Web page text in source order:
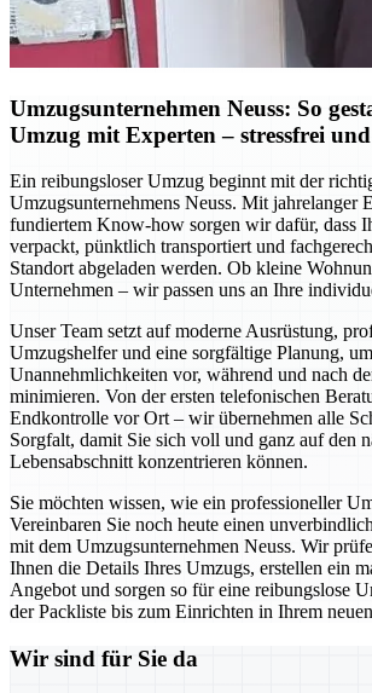
Umzugsunternehmen Neuss: So
Umzug mit Experten – stressfrei
Ein reibungsloser Umzug beginnt mit der
Umzugsunternehmens Neuss. Mit jahrelanger
fundiertem Know-how sorgen wir dafür, dass
verpackt, pünktlich transportiert und
Standort abgeladen werden. Ob kleine
Unternehmen – wir passen uns an Ihre
Unser Team setzt auf moderne Ausrüstung,
Umzugshelfer und eine sorgfältige Planung,
Unannehmlichkeiten vor, während und nach
minimieren. Von der ersten telefonischen
Endkontrolle vor Ort – wir übernehmen alle
Sorgfalt, damit Sie sich voll und ganz auf den
Lebensabschnitt konzentrieren können.
Sie möchten wissen, wie ein professioneller
Vereinbaren Sie noch heute einen
mit dem Umzugsunternehmen Neuss. Wir
Ihnen die Details Ihres Umzugs, erstellen ein
Angebot und sorgen so für eine reibungslose
der Packliste bis zum Einrichten in Ihrem
Wir sind für Sie da